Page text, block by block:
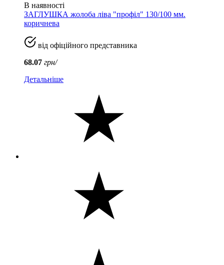
В наявності
ЗАГЛУШКА жолоба ліва "профіл" 130/100 мм.
коричнева
від офіційного представника
68.07 грн/
Детальніше